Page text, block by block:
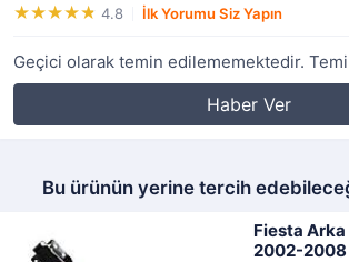
4.8 İlk Yorumu Siz Yapın
Geçici olarak temin edilememektedir.
Haber Ver
Bu ürünün yerine tercih
Fiesta
2002-2008